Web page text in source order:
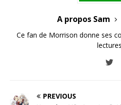
A propos Sam
Ce fan de Morrison donne ses
lectures
PREVIOUS